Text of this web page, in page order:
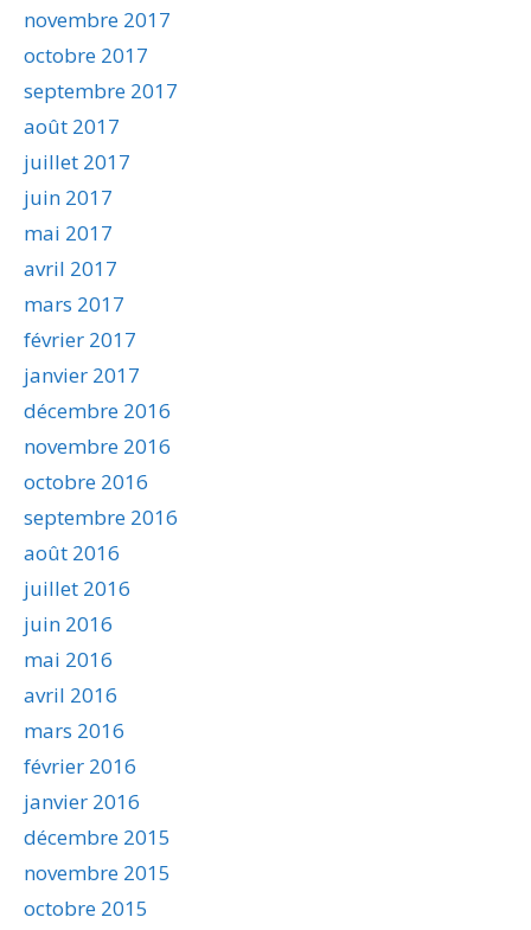
novembre 2017
octobre 2017
septembre 2017
août 2017
juillet 2017
juin 2017
mai 2017
avril 2017
mars 2017
février 2017
janvier 2017
décembre 2016
novembre 2016
octobre 2016
septembre 2016
août 2016
juillet 2016
juin 2016
mai 2016
avril 2016
mars 2016
février 2016
janvier 2016
décembre 2015
novembre 2015
octobre 2015